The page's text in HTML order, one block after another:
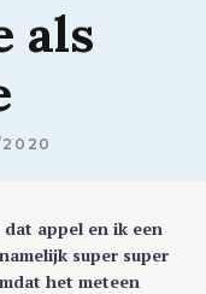
als
2020
appel en ik een
super super
het meteen